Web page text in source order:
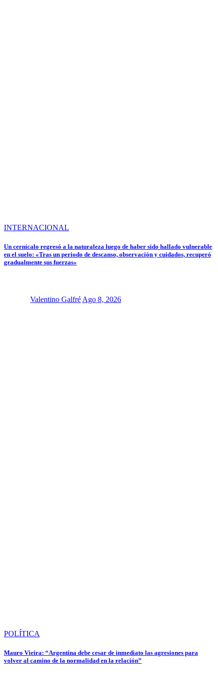
INTERNACIONAL
Un cernícalo regresó a la naturaleza luego de haber sido hallado vulnerable
en el suelo: «Tras un periodo de descanso, observación y cuidados, recuperó
gradualmente sus fuerzas»
Valentino Galfré Ago 8, 2026
POLÍTICA
Mauro Vieira: “Argentina debe cesar de inmediato las agresiones para
volver al camino de la normalidad en la relación”